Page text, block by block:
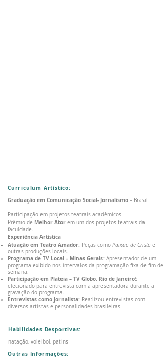
Curriculum Artístico:
Graduação em Comunicação Social- Jornalismo – Brasil
Participação em projetos teatrais acadêmicos.
Prêmio de Melhor Ator em um dos projetos teatrais da
faculdade.
Experiência Artística
Atuação em Teatro Amador: Peças como Paixão de Cristo e
outras produções locais.
Programa de TV Local – Minas Gerais: Apresentador de um
programa exibido nos intervalos da programação fixa de fim de
semana.
Participação em Plateia – TV Globo, Rio de JaneiroS
elecionado para entrevista com a apresentadora durante a
gravação do programa.
Entrevistas como Jornalista: Rea:lizou entrevistas com
diversos artistas e personalidades brasileiras.
Habilidades Desportivas:
natação, voleibol, patins
Outras Informações: